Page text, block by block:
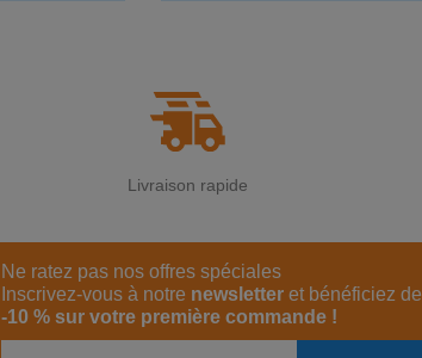
Livraison rapide
Ne ratez pas nos offres spéciales
Inscrivez-vous à notre newsletter et bénéficiez de
-10 % sur votre première commande !